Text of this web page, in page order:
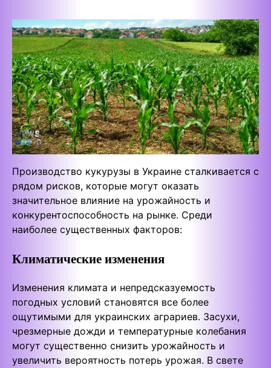
Производство кукурузы в Украине сталкивается с
рядом рисков, которые могут оказать
значительное влияние на урожайность и
конкурентоспособность на рынке. Среди
наиболее существенных факторов:
Климатические изменения
Изменения климата и непредсказуемость
погодных условий становятся все более
ощутимыми для украинских аграриев. Засухи,
чрезмерные дожди и температурные колебания
могут существенно снизить урожайность и
увеличить вероятность потерь урожая. В свете